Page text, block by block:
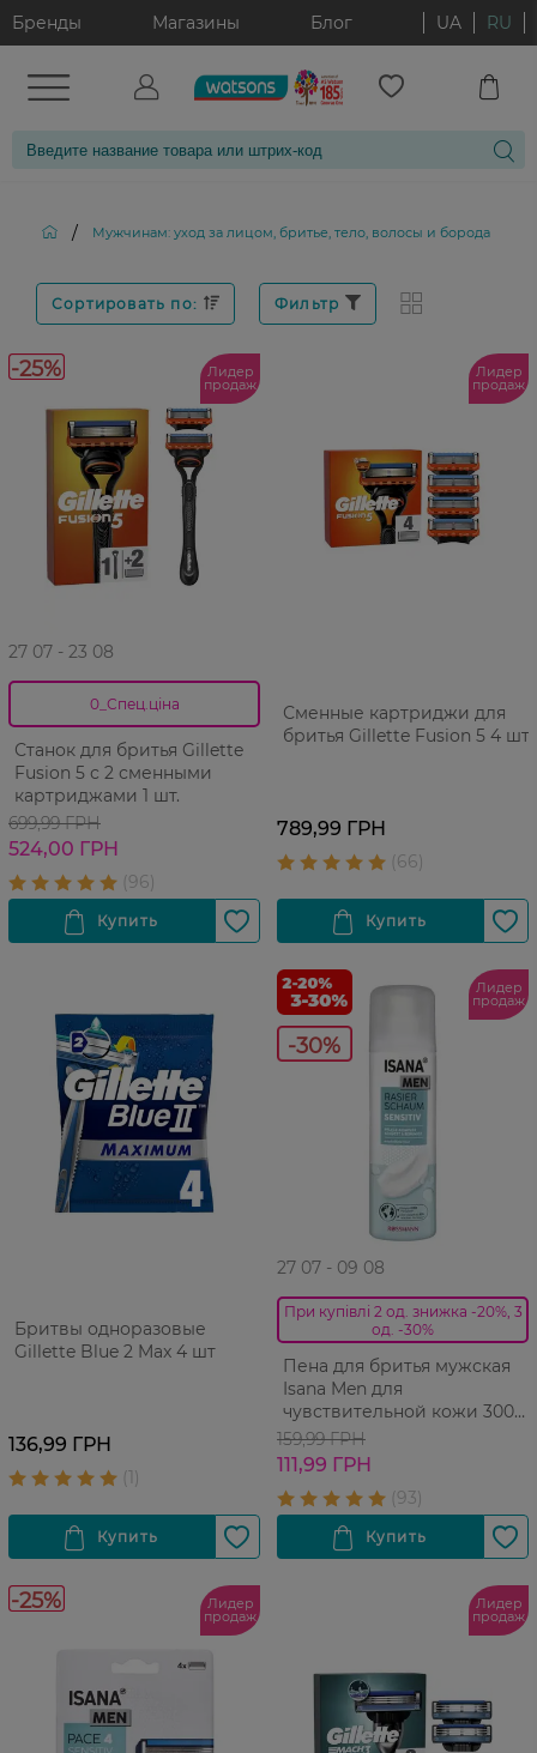
Бренды Магазины Блог UA RU
/ Мужчинам: уход за лицом, бритье, тело, волосы и борода
Сортировать по: Фильтр
-25% Лидер
продаж
27 07 - 23 08
0_Спец.ціна
Станок для бритья Gillette
Fusion 5 с 2 сменными
картриджами 1 шт.
699,99 ГРН
524,00 ГРН
Лидер
продаж
Сменные картриджи для
бритья Gillette Fusion 5 4 шт
789,99 ГРН
Бритвы одноразовые
Gillette Blue 2 Max 4 шт
136,99 ГРН
-30%
Лидер
продаж
27 07 - 09 08
При купівлі 2 од. знижка -20%, 3
од. -30%
Пена для бритья мужская
Isana Men для
чувствительной кожи 300
мл
159,99 ГРН
111,99 ГРН
-25% Лидер
продаж
Лидер
продаж